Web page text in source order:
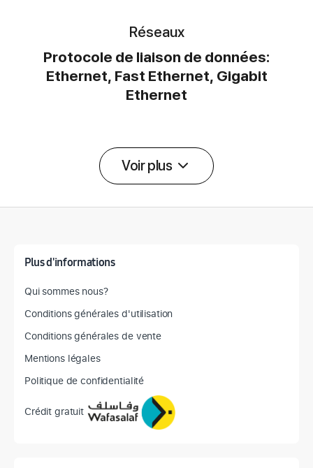
Réseaux
Protocole de liaison de données:
Ethernet, Fast Ethernet, Gigabit
Ethernet
Voir plus
Plus d'informations
Qui sommes nous?
Conditions générales d'utilisation
Conditions générales de vente
Mentions légales
Politique de confidentialité
Crédit gratuit